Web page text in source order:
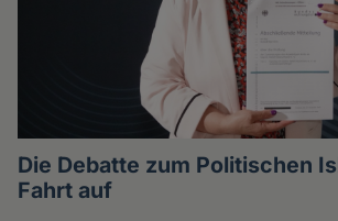
Die Debatte zum Politischen
Fahrt auf